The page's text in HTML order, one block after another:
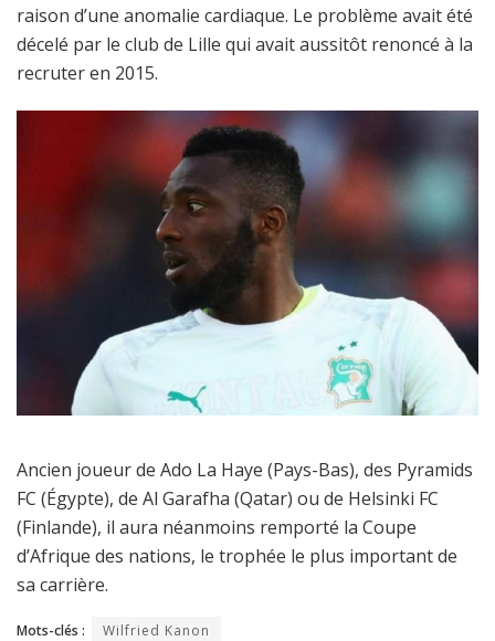
raison d’une anomalie cardiaque. Le problème avait été
décelé par le club de Lille qui avait aussitôt renoncé à la
recruter en 2015.
Ancien joueur de Ado La Haye (Pays-Bas), des Pyramids
FC (Égypte), de Al Garafha (Qatar) ou de Helsinki FC
(Finlande), il aura néanmoins remporté la Coupe
d’Afrique des nations, le trophée le plus important de
sa carrière.
Mots-clés : Wilfried Kanon